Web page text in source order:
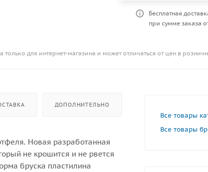
Бесплатная
при сумме заказа
только для интернет-магазина и может отличаться от цен в
ДОПОЛНИТЕЛЬНО
Новая разработанная
не крошится и не рвется
бруска пластилина
Все товары
Все товары